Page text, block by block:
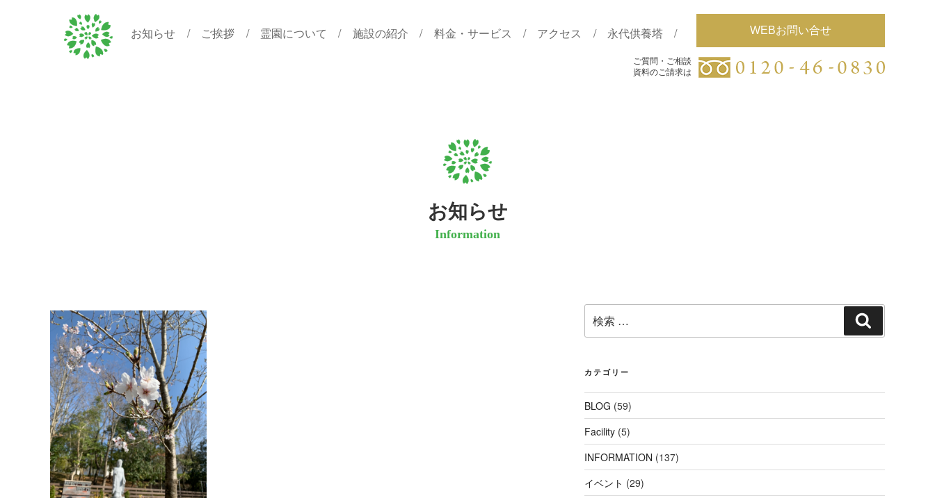
お知らせ ご挨拶 霊園について 施設の紹介 料金・サービス アクセス 永代供養塔 WEBお問い合せ
ご質問・ご相談
資料のご請求は
ご質問・ご相談
資料のご請求は
お知らせ
Information
索:
索
カテゴリー
BLOG (59)
Facility (5)
INFORMATION (137)
イベント (29)